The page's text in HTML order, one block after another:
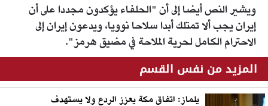
ويشير النص أيضا إلى أن "الحلفاء يؤكدون ​مجددا على أن
إيران يجب ألا تمتلك أبدا سلاحا نوويا، ويدعون إيران إلى
الاحترام الكامل ​لحرية الملاحة في مضيق هرمز".
المزيد من نفس القسم
يلماز: اتفاق مكة يعزز الردع ولا يستهدف